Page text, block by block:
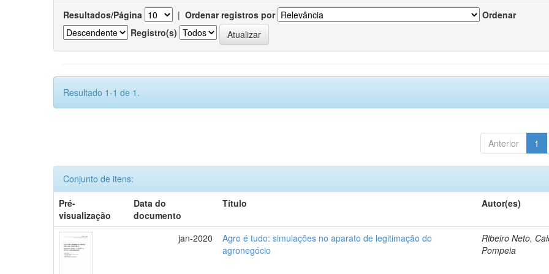
Resultados/Página | Ordenar registros por
Ordenar
Registro(s)
Resultado 1-1 de 1.
Anterior 1
Conjunto de itens:
Pré-
visualização
Data do
documento
Título Autor(es)
jan-2020
Agro é tudo: simulações no aparato de legitimação do
agronegócio
Ribeiro Neto,
Pompeia